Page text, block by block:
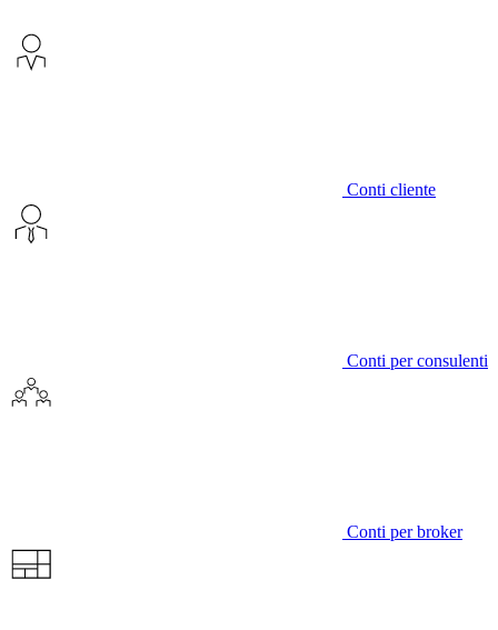
Conti cliente
Conti per consulenti
Conti per broker